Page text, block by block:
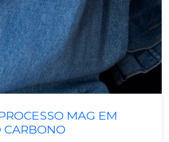
MAG EM
CARBONO